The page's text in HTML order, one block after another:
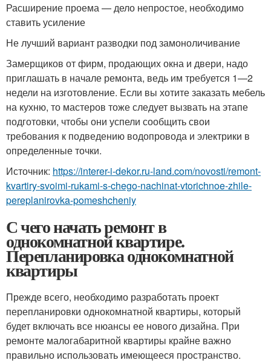
Расширение проема — дело непростое, необходимо
ставить усиление
Не лучший вариант разводки под замоноличивание
Замерщиков от фирм, продающих окна и двери, надо
приглашать в начале ремонта, ведь им требуется 1—2
недели на изготовление. Если вы хотите заказать мебель
на кухню, то мастеров тоже следует вызвать на этапе
подготовки, чтобы они успели сообщить свои
требования к подведению водопровода и электрики в
определенные точки.
Источник: https://interer-i-dekor.ru-land.com/novosti/remont-
kvartiry-svoimi-rukami-s-chego-nachinat-vtorichnoe-zhile-
pereplanirovka-pomeshcheniy
С чего начать ремонт в
однокомнатной квартире.
Перепланировка однокомнатной
квартиры
Прежде всего, необходимо разработать проект
перепланировки однокомнатной квартиры, который
будет включать все нюансы ее нового дизайна. При
ремонте малогабаритной квартиры крайне важно
правильно использовать имеющееся пространство.